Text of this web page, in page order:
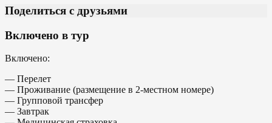
Поделиться с друзьями
Включено в тур
Включено:
— Перелет
— Проживание (размещение в 2-местном номере)
— Групповой трансфер
— Завтрак